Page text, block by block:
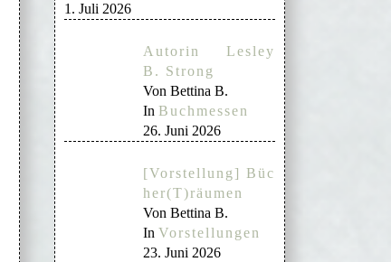
1. Juli 2026
Autorin Lesley
B. Strong
Von Bettina B.
In Buchmessen
26. Juni 2026
[Vorstellung] Büc
her(T)räumen
Von Bettina B.
In Vorstellungen
23. Juni 2026